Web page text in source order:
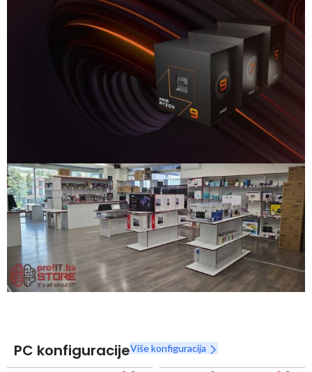
Snaga radnih stanica nikada nije bila povoljnija
Nova Ryzen 7000 serija
Naruči
PC konfiguracijeViše konfiguracija